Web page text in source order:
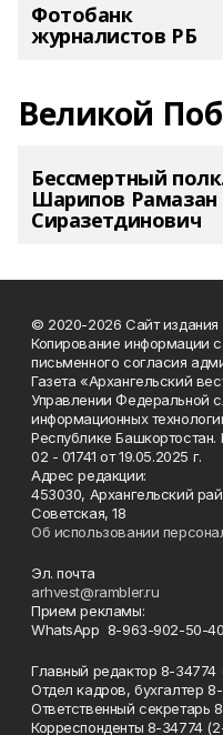
Фотобанк
журналистов РБ
Великой
Бессмертный
Шарипов Рамазан
Сиразетдинович
© 2020-2026 Сайт издания
Копирование информации
письменного согласия
Газета «Архангельский
Управлении Федеральной
информационных
Республике
02 - 01741 от 19.05.2025 г.
Адрес редакции:
453030, Архангельский
Советская, 18
Об использовании
Эл. почта
arhvest@rambler.ru
Прием рекламы:
WhatsApp 8-963-902-50-
Главный редактор 8-34774
Отдел кадров, бухгалтер
Ответственный секретарь
Корреспонденты 8-34774